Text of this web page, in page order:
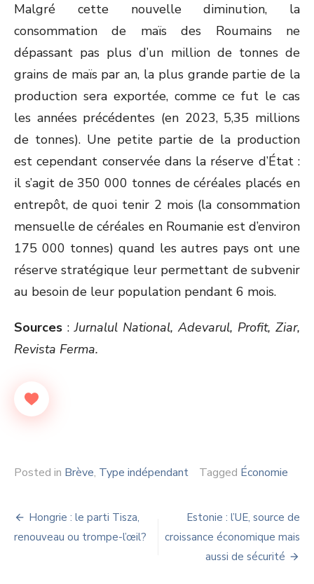
Malgré cette nouvelle diminution, la
consommation de maïs des Roumains ne
dépassant pas plus d’un million de tonnes de
grains de maïs par an, la plus grande partie de la
production sera exportée, comme ce fut le cas
les années précédentes (en 2023, 5,35 millions
de tonnes). Une petite partie de la production
est cependant conservée dans la réserve d’État :
il s’agit de 350 000 tonnes de céréales placés en
entrepôt, de quoi tenir 2 mois (la consommation
mensuelle de céréales en Roumanie est d’environ
175 000 tonnes) quand les autres pays ont une
réserve stratégique leur permettant de subvenir
au besoin de leur population pendant 6 mois.
Sources :Jurnalul National, Adevarul, Profit, Ziar,
Revista Ferma.
Posted in Brève, Type indépendant Tagged Économie
Navigation
de
Hongrie : le parti Tisza,
renouveau ou trompe-l’œil?
Estonie : l’UE, source de
croissance économique mais
aussi de sécurité